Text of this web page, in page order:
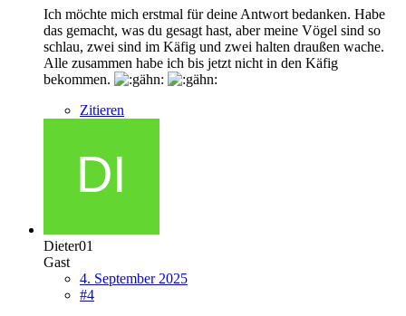
Ich möchte mich erstmal für deine Antwort bedanken. Habe
das gemacht, was du gesagt hast, aber meine Vögel sind so
schlau, zwei sind im Käfig und zwei halten draußen wache.
Alle zusammen habe ich bis jetzt nicht in den Käfig
bekommen.
Zitieren
Dieter01
Gast
4. September 2025
#4